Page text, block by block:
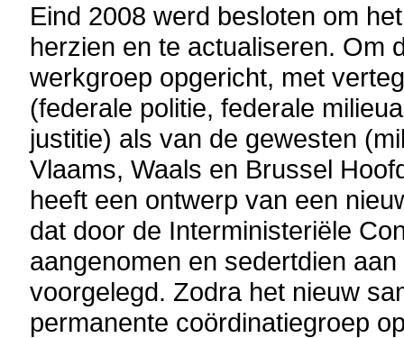
Eind 2008 werd besloten om
herzien en te actualiseren. Om
werkgroep opgericht, met
(federale politie, federale
justitie) als van de gewesten
Vlaams, Waals en Brussel
heeft een ontwerp van een
dat door de Interministeriële
aangenomen en sedertdien
voorgelegd. Zodra het nieuw
permanente coördinatiegroep